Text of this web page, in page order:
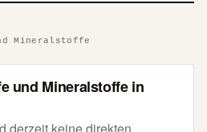
Mineralstoffe
und Mineralstoffe in